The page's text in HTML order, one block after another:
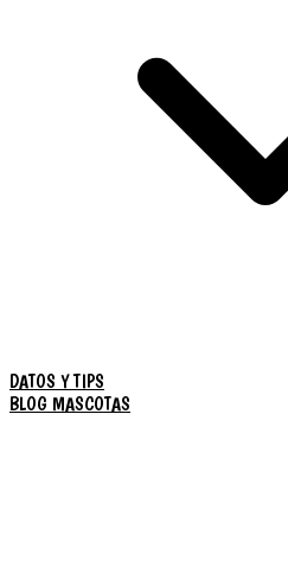
DATOS Y TIPS
BLOG MASCOTAS